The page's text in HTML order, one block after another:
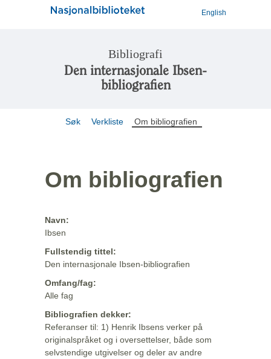
English
Bibliografi
Den internasjonale Ibsen-
bibliografien
Søk Verkliste Om bibliografien
Om bibliografien
Navn:
Ibsen
Fullstendig tittel:
Den internasjonale Ibsen-bibliografien
Omfang/fag:
Alle fag
Bibliografien dekker:
Referanser til: 1) Henrik Ibsens verker på
originalspråket og i oversettelser, både som
selvstendige utgivelser og deler av andre